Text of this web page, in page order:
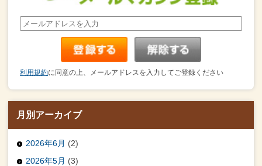
利用規約に同意の上、メールアドレスを入力してご登録ください
月別アーカイブ
2026年6月 (2)
2026年5月 (3)